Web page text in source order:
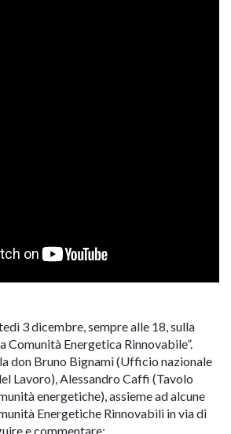
3 dicembre, sempre alle 18, sulla
Comunità Energetica Rinnovabile”.
don Bruno Bignami (Ufficio nazionale
Lavoro), Alessandro Caffi (Tavolo
energetiche), assieme ad alcune
Energetiche Rinnovabili in via di
e commentare: